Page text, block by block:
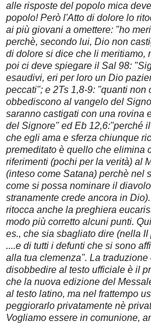
alle risposte del popolo mica
popolo! Però l'Atto di dolore lo
ai più giovani a omettere: "ho
perchè, secondo lui, Dio non
di dolore si dice che li meritiamo,
poi ci deve spiegare il Sal 98:
esaudivi, eri per loro un Dio
peccati"; e 2Ts 1,8-9: "quanti non
obbediscono al vangelo del
saranno castigati con una rovina
del Signore" ed Eb 12,6:"perché
che egli ama e sferza chiunque
premeditato è quello che elimina
riferimenti (pochi per la verità) al
(inteso come Satana) perchè nel
come si possa nominare il
stranamente crede ancora in
ritocca anche la preghiera
modo più corretto alcuni punti.
es., che sia sbagliato dire (nella
....e di tutti i defunti che si sono
alla tua clemenza". La
disobbedire al testo ufficiale è il
che la nuova edizione del
al testo latino, ma nel frattempo
peggiorarlo privatamente nè
Vogliamo essere in comunione,